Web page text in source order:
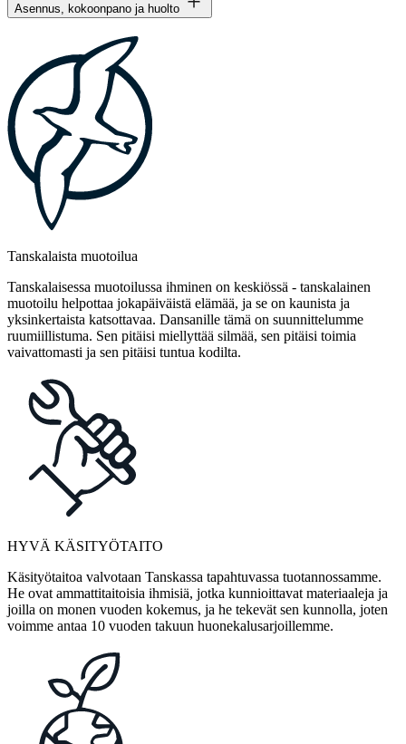
Asennus, kokoonpano ja huolto
Tanskalaista muotoilua
Tanskalaisessa muotoilussa ihminen on keskiössä - tanskalainen
muotoilu helpottaa jokapäiväistä elämää, ja se on kaunista ja
yksinkertaista katsottavaa. Dansanille tämä on suunnittelumme
ruumiillistuma. Sen pitäisi miellyttää silmää, sen pitäisi toimia
vaivattomasti ja sen pitäisi tuntua kodilta.
HYVÄ KÄSITYÖTAITO
Käsityötaitoa valvotaan Tanskassa tapahtuvassa tuotannossamme.
He ovat ammattitaitoisia ihmisiä, jotka kunnioittavat materiaaleja ja
joilla on monen vuoden kokemus, ja he tekevät sen kunnolla, joten
voimme antaa 10 vuoden takuun huonekalusarjoillemme.